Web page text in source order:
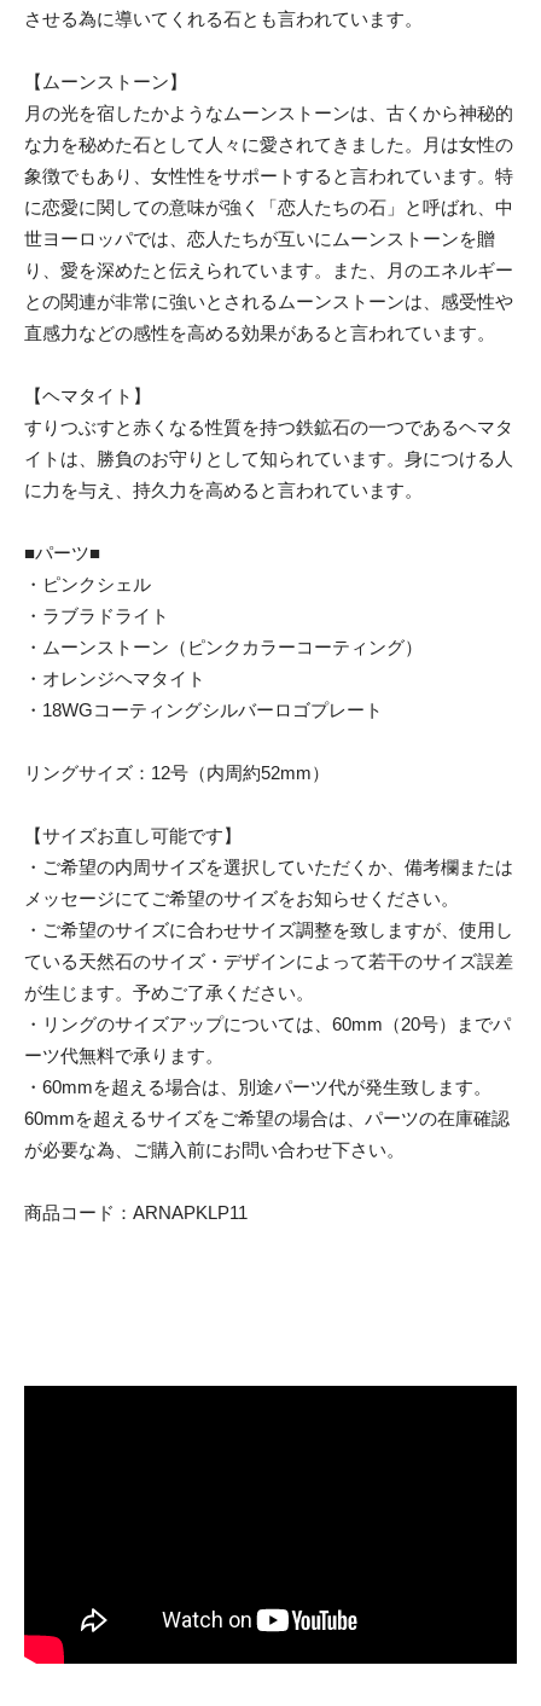
させる為に導いてくれる石とも言われています。
【ムーンストーン】
月の光を宿したかようなムーンストーンは、古くから神秘的
な力を秘めた石として人々に愛されてきました。月は女性の
象徴でもあり、女性性をサポートすると言われています。特
に恋愛に関しての意味が強く「恋人たちの石」と呼ばれ、中
世ヨーロッパでは、恋人たちが互いにムーンストーンを贈
り、愛を深めたと伝えられています。また、月のエネルギー
との関連が非常に強いとされるムーンストーンは、感受性や
直感力などの感性を高める効果があると言われています。
【ヘマタイト】
すりつぶすと赤くなる性質を持つ鉄鉱石の一つであるヘマタ
イトは、勝負のお守りとして知られています。身につける人
に力を与え、持久力を高めると言われています。
■パーツ■
・ピンクシェル
・ラブラドライト
・ムーンストーン（ピンクカラーコーティング）
・オレンジヘマタイト
・18WGコーティングシルバーロゴプレート
リングサイズ：12号（内周約52mm）
【サイズお直し可能です】
・ご希望の内周サイズを選択していただくか、備考欄または
メッセージにてご希望のサイズをお知らせください。
・ご希望のサイズに合わせサイズ調整を致しますが、使用し
ている天然石のサイズ・デザインによって若干のサイズ誤差
が生じます。予めご了承ください。
・リングのサイズアップについては、60mm（20号）までパ
ーツ代無料で承ります。
・60mmを超える場合は、別途パーツ代が発生致します。
60mmを超えるサイズをご希望の場合は、パーツの在庫確認
が必要な為、ご購入前にお問い合わせ下さい。
商品コード：ARNAPKLP11